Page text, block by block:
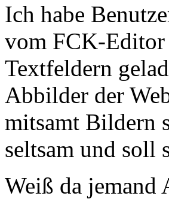
Ich habe
vom FCK-Editor
Textfeldern
Abbilder der
mitsamt Bildern
seltsam und soll
Weiß da jemand